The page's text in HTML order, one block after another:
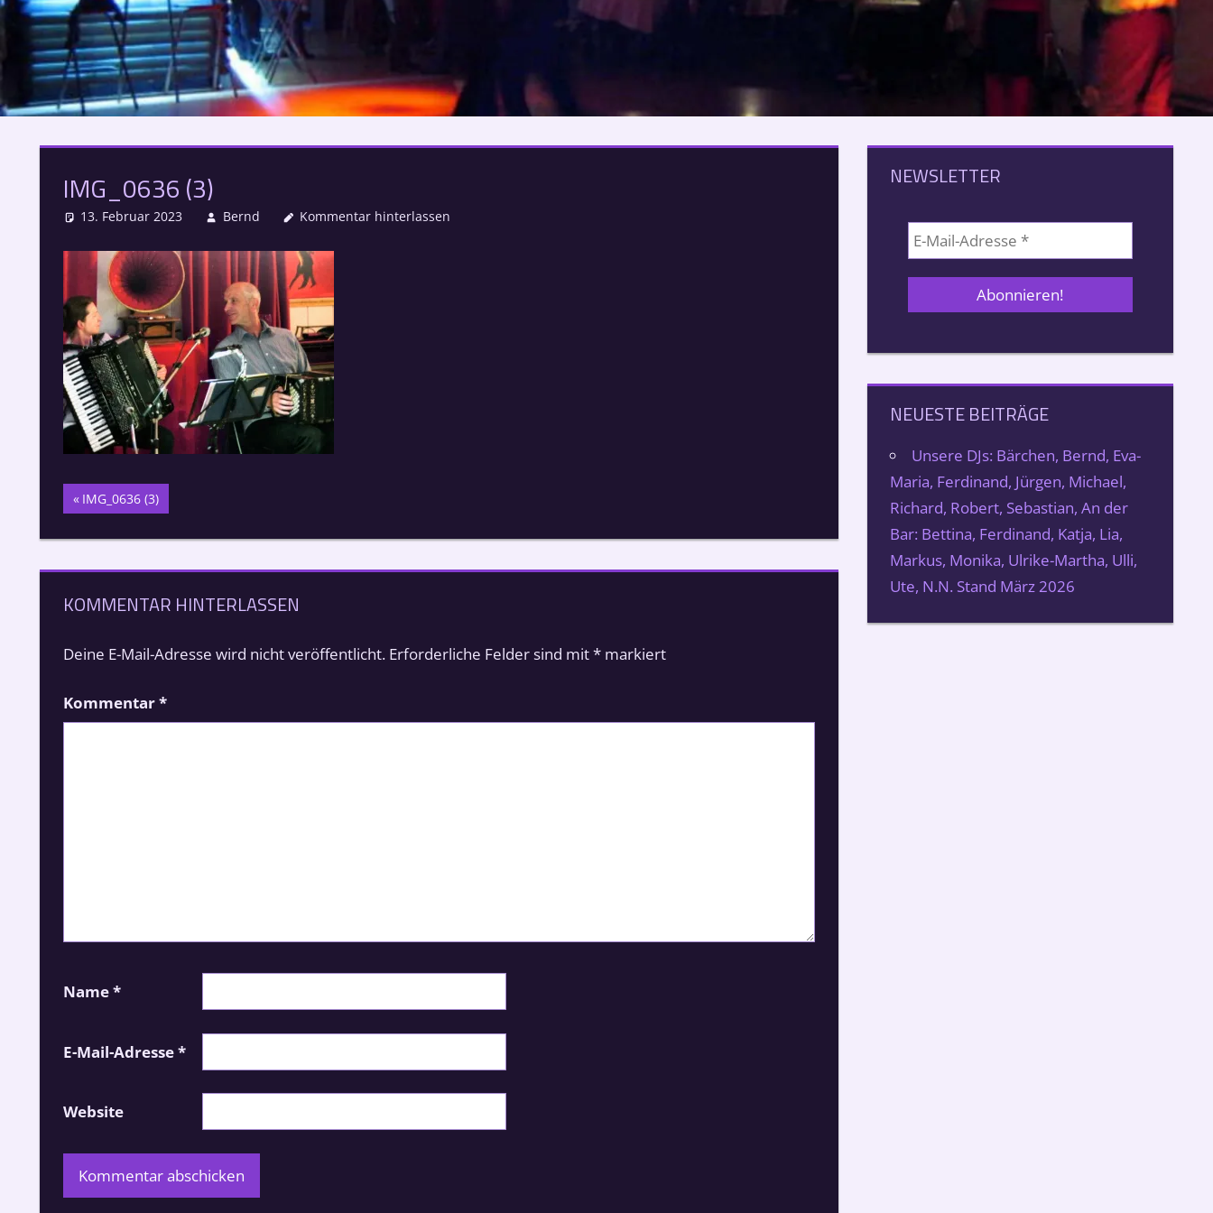
IMG_0636 (3)
13. Februar 2023 Bernd Kommentar hinterlassen
Beitragsnavigation
Vorheriger
Beitrag:
IMG_0636 (3)
KOMMENTAR HINTERLASSEN
Deine E-Mail-Adresse wird nicht veröffentlicht. Erforderliche Felder sind mit*markiert
Kommentar*
Name*
E-Mail-Adresse*
Website
NEWSLETTER
NEUESTE BEITRÄGE
Unsere DJs: Bärchen, Bernd, Eva-
Maria, Ferdinand, Jürgen, Michael,
Richard, Robert, Sebastian, An der
Bar: Bettina, Ferdinand, Katja, Lia,
Markus, Monika, Ulrike-Martha, Ulli,
Ute, N.N. Stand März 2026